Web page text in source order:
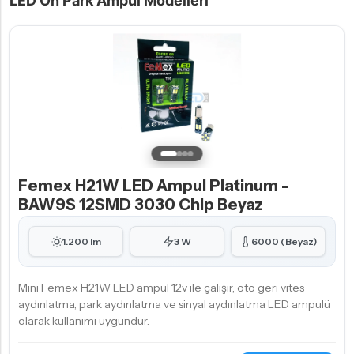
Femex H21W LED Ampul Platinum -
BAW9S 12SMD 3030 Chip Beyaz
1.200 lm 3 W 6000 (Beyaz)
Mini Femex H21W LED ampul 12v ile çalışır, oto geri vites
aydınlatma, park aydınlatma ve sinyal aydınlatma LED ampulü
olarak kullanımı uygundur.